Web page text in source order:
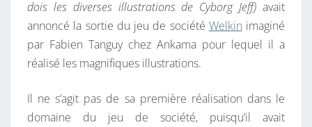
dois les diverses illustrations de Cyborg Jeff) avait
annoncé la sortie du jeu de société Welkin imaginé
par Fabien Tanguy chez Ankama pour lequel il a
réalisé les magnifiques illustrations.
Il ne s’agit pas de sa première réalisation dans le
domaine du jeu de société, puisqu’il avait